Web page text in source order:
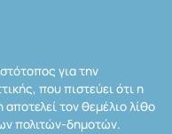
για την
που πιστεύει ότι η
τον θεμέλιο λίθο
πολιτών-δημοτών.